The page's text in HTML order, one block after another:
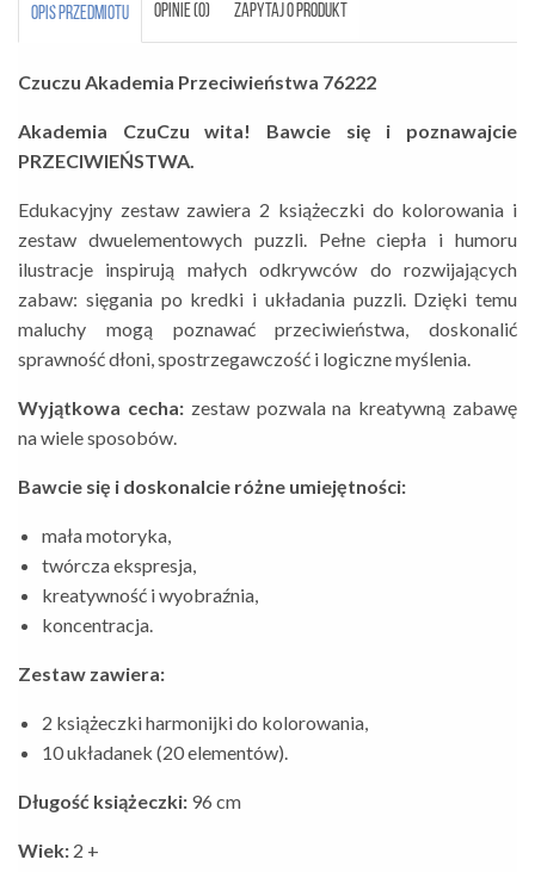
OPIS PRZEDMIOTU OPINIE (0) ZAPYTAJ O PRODUKT
Czuczu Akademia Przeciwieństwa 76222
Akademia CzuCzu wita! Bawcie się i poznawajcie
PRZECIWIEŃSTWA.
Edukacyjny zestaw zawiera 2 książeczki do kolorowania i
zestaw dwuelementowych puzzli. Pełne ciepła i humoru
ilustracje inspirują małych odkrywców do rozwijających
zabaw: sięgania po kredki i układania puzzli. Dzięki temu
maluchy mogą poznawać przeciwieństwa, doskonalić
sprawność dłoni, spostrzegawczość i logiczne myślenia.
Wyjątkowa cecha: zestaw pozwala na kreatywną zabawę
na wiele sposobów.
Bawcie się i doskonalcie różne umiejętności:
mała motoryka,
twórcza ekspresja,
kreatywność i wyobraźnia,
koncentracja.
Zestaw zawiera:
2 książeczki harmonijki do kolorowania,
10 układanek (20 elementów).
Długość książeczki: 96 cm
Wiek: 2 +